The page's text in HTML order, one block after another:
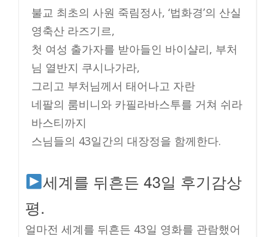
불교 최초의 사원 죽림정사, ‘법화경’의 산실
영축산 라즈기르,
첫 여성 출가자를 받아들인 바이샬리, 부처
님 열반지 쿠시나가라,
그리고 부처님께서 태어나고 자란
네팔의 룸비니와 카필라바스투를 거쳐 쉬라
바스티까지
스님들의 43일간의 대장정을 함께한다.
세계를 뒤흔든 43일 후기감상
평.
얼마전 세계를 뒤흔든 43일 영화를 관람했어